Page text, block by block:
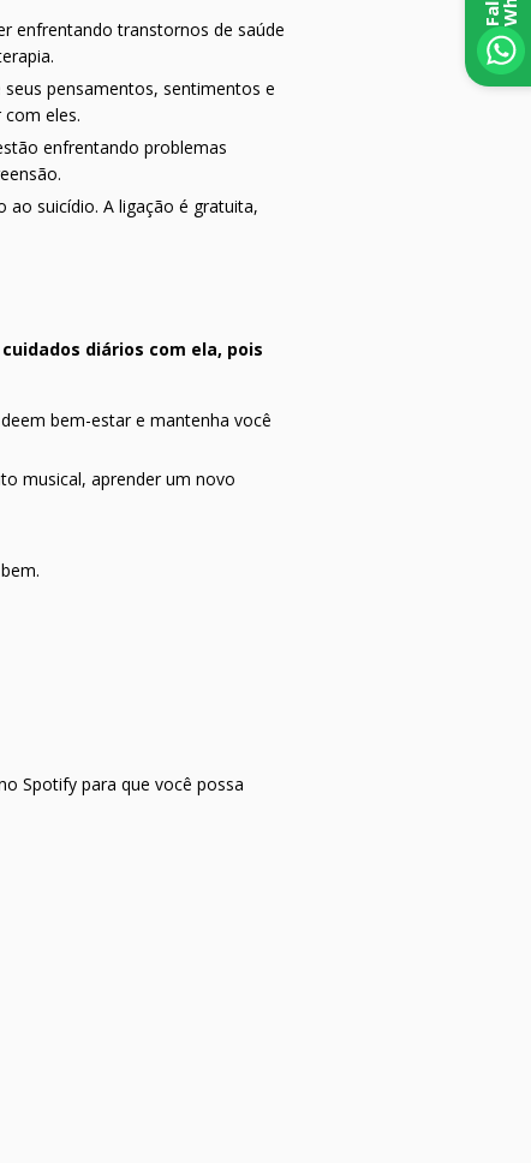
enfrentando transtornos de saúde
pensamentos, sentimentos e
eles.
enfrentando problemas
suicídio. A ligação é gratuita,
diários com ela, pois
bem-estar e mantenha você
musical, aprender um novo
Spotify para que você possa